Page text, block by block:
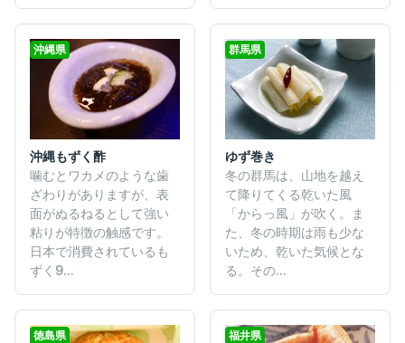
沖縄県
沖縄もずく酢
噛むとワカメのような歯
ざわりがありますが、表
面がぬるねるとして強い
粘りが特徴の触感です。
日本で消費されているも
ずく9...
群馬県
ゆず巻き
冬の群馬は、山地を越え
て降りてくる乾いた風
「からっ風」が吹く。ま
た、冬の時期は雨も少な
いため、乾いた気候とな
る。その...
徳島県 福井県